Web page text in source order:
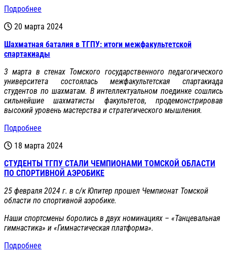
Подробнее
20 марта 2024
Шахматная баталия в ТГПУ: итоги межфакультетской
спартакиады
3 марта в стенах Томского государственного педагогического
университета состоялась межфакультетская спартакиада
студентов по шахматам. В интеллектуальном поединке сошлись
сильнейшие шахматисты факультетов, продемонстрировав
высокий уровень мастерства и стратегического мышления.
Подробнее
18 марта 2024
СТУДЕНТЫ ТГПУ СТАЛИ ЧЕМПИОНАМИ ТОМСКОЙ ОБЛАСТИ
ПО СПОРТИВНОЙ АЭРОБИКЕ
25 февраля 2024 г. в с/к Юпитер прошел Чемпионат Томской
области по спортивной аэробике.
Наши спортсмены боролись в двух номинациях – «Танцевальная
гимнастика» и «Гимнастическая платформа».
Подробнее